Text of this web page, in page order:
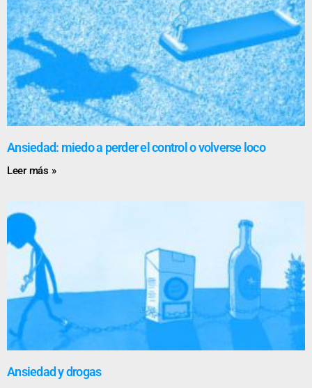
Ansiedad: miedo a perder el control o volverse loco
Leer más »
Ansiedad y drogas